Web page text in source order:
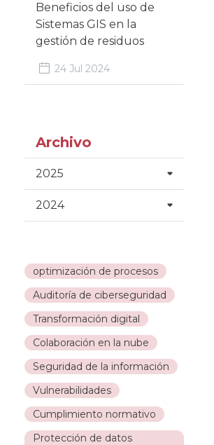
Beneficios del uso de
Sistemas GIS en la
gestión de residuos
24 Jul 2024
Archivo
2025
2024
optimización de procesos
Auditoría de ciberseguridad
Transformación digital
Colaboración en la nube
Seguridad de la información
Vulnerabilidades
Cumplimiento normativo
Protección de datos